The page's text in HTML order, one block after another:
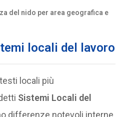
del nido per area geografica e
locali del lavoro
locali più
Sistemi Locali del
differenze notevoli interne